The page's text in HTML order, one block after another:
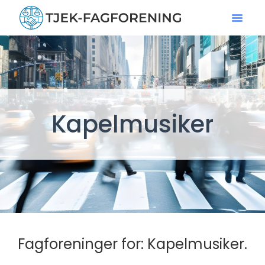
Kapelmusiker
Fagforeninger for: Kapelmusiker.